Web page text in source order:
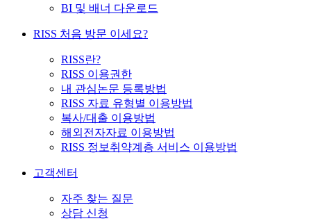
BI 및 배너 다운로드
RISS 처음 방문 이세요?
RISS란?
RISS 이용권한
내 관심논문 등록방법
RISS 자료 유형별 이용방법
복사/대출 이용방법
해외전자자료 이용방법
RISS 정보취약계층 서비스 이용방법
고객센터
자주 찾는 질문
상담 신청